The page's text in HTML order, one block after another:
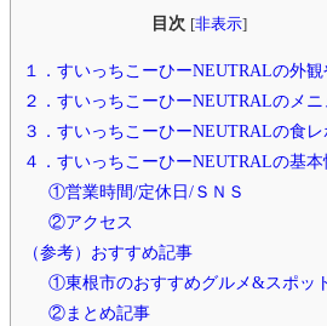
目次 [非表示]
１．すいっちこーひーNEUTRALの外観
２．すいっちこーひーNEUTRALのメニ
３．すいっちこーひーNEUTRALの食レ
４．すいっちこーひーNEUTRALの基本
①営業時間/定休日/ＳＮＳ
②アクセス
（参考）おすすめ記事
①東根市のおすすめグルメ&スポッ
②まとめ記事